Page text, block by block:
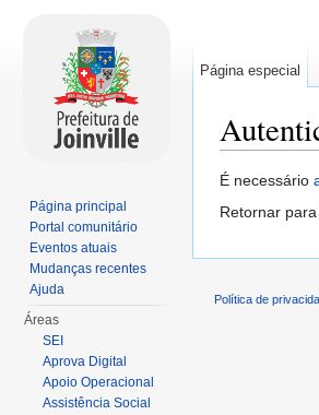
É necessário
Retornar para
Página especial
Página principal
Portal comunitário
Eventos atuais
Mudanças recentes
Ajuda
Áreas
SEI
Aprova Digital
Apoio Operacional
Assistência Social
Política de